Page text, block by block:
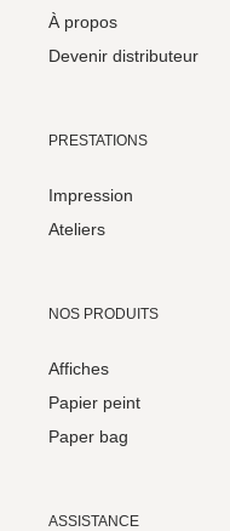
À propos
Devenir distributeur
PRESTATIONS
Impression
Ateliers
NOS PRODUITS
Affiches
Papier peint
Paper bag
ASSISTANCE